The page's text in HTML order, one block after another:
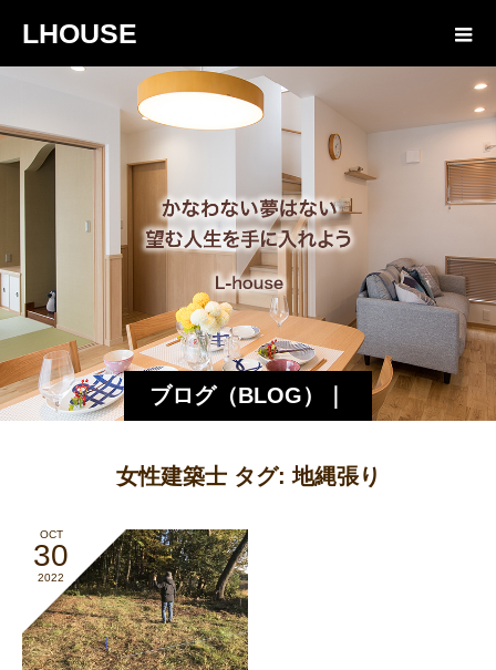
LHOUSE
ブログ（BLOG）｜
エルハウス
女性建築士 タグ:地縄張り
OCT
30
2022